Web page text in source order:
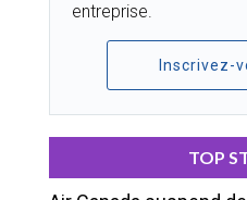
entreprise.
Inscrivez-
TOP